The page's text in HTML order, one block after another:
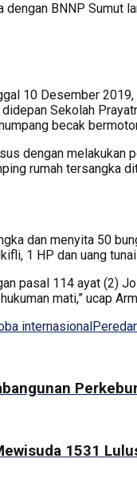
BNNP Sumut
10 Desember
Sekolah
becak
dengan melakukan
rumah tersangka
dan menyita 50
1 HP dan uang
pasal 114 ayat (2)
mati,” ucap
internasional
1531